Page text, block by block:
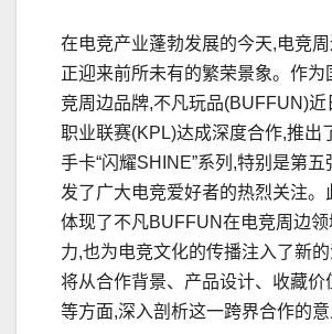
在电竞产业蓬勃发展的今天,电竞
正迎来前所未有的繁荣景象。作为
竞周边品牌,不凡玩品(BUFFUN)近
职业联赛(KPL)达成深度合作,推出
手卡“闪耀SHINE”系列,特别是第五
发了广大电竞爱好者的热烈关注。
体现了不凡BUFFUN在电竞周边
力,也为电竞文化的传播注入了新
将从合作背景、产品设计、收藏价
等方面,深入剖析这一跨界合作的意